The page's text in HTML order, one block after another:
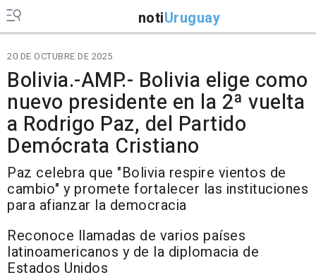
notiUruguay
20 DE OCTUBRE DE 2025
Bolivia.-AMP.- Bolivia elige como
nuevo presidente en la 2ª vuelta
a Rodrigo Paz, del Partido
Demócrata Cristiano
Paz celebra que "Bolivia respire vientos de
cambio" y promete fortalecer las instituciones
para afianzar la democracia
Reconoce llamadas de varios países
latinoamericanos y de la diplomacia de
Estados Unidos